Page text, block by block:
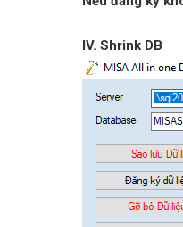
IV. Shrink DB